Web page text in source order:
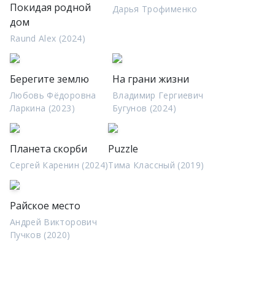
Покидая родной
дом
Raund Alex (2024)
Дарья Трофименко
Берегите землю
Любовь Фёдоровна
Ларкина (2023)
На грани жизни
Владимир Гергиевич
Бугунов (2024)
Планета скорби
Сергей Каренин (2024)
Puzzle
Тима Классный (2019)
Райское место
Андрей Викторович
Пучков (2020)